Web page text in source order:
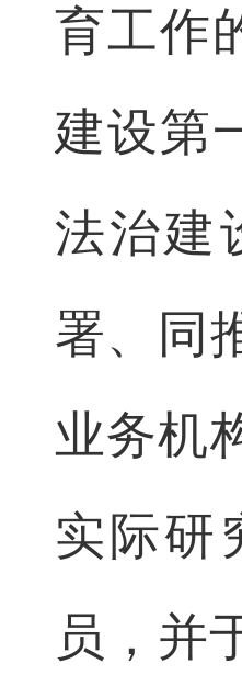
育工作
建设第
法治建
署、同
业务机
实际研
员，并